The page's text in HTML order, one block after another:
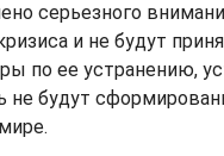
серьезного
и не будут
по ее устранению,
не будут